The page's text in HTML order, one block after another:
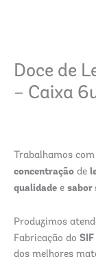
Doce de
– Caixa
Trabalhamos com
concentração de
qualidade e sabor
Produzimos
Fabricação do SIF
dos melhores